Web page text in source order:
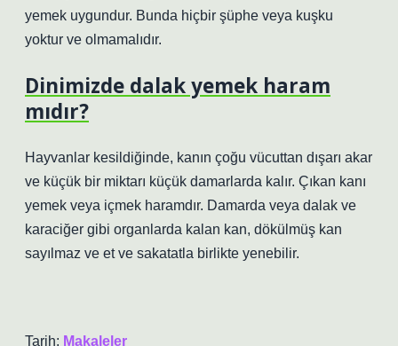
yemek uygundur. Bunda hiçbir şüphe veya kuşku
yoktur ve olmamalıdır.
Dinimizde dalak yemek haram
mıdır?
Hayvanlar kesildiğinde, kanın çoğu vücuttan dışarı akar
ve küçük bir miktarı küçük damarlarda kalır. Çıkan kanı
yemek veya içmek haramdır. Damarda veya dalak ve
karaciğer gibi organlarda kalan kan, dökülmüş kan
sayılmaz ve et ve sakatatla birlikte yenebilir.
Tarih: Makaleler